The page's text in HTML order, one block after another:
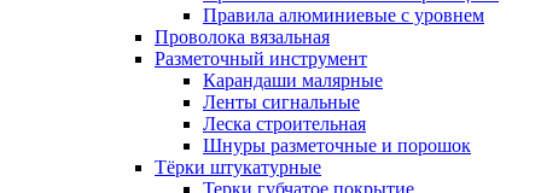
Правила алюминиевые с уровнем
Проволока вязальная
Разметочный инструмент
Карандаши малярные
Ленты сигнальные
Леска строительная
Шнуры разметочные и порошок
Тёрки штукатурные
Терки губчатое покрытие